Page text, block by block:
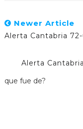
Newer Article
Alerta Cantabria
Alerta
que fue de?